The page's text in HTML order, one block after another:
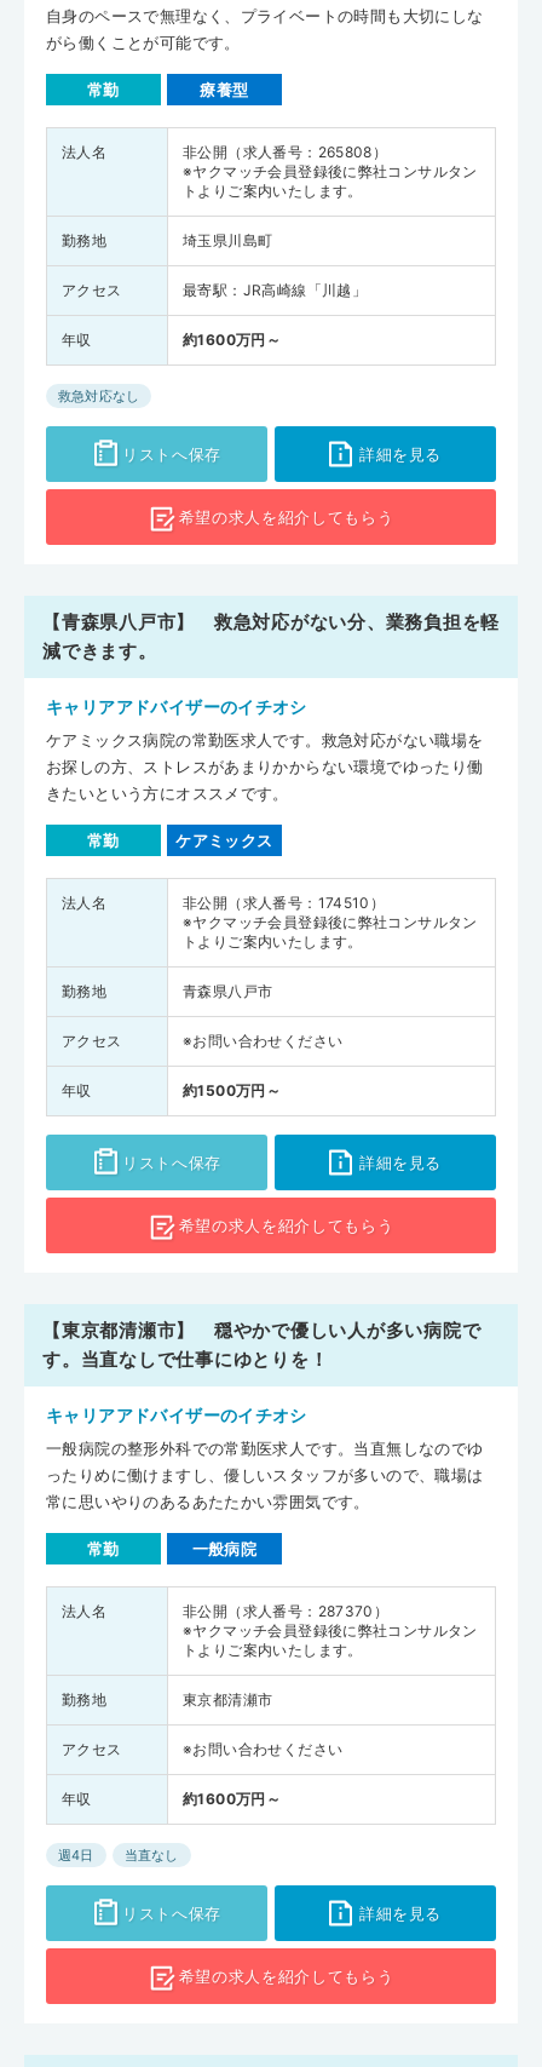
自身のペースで無理なく、プライベートの時間も大切にしな
がら働くことが可能です。
常勤 療養型
法人名
非公開（求人番号：265808）
※ヤクマッチ会員登録後に弊社コンサルタン
トよりご案内いたします。
勤務地 埼玉県川島町
アクセス 最寄駅：JR高崎線「川越」
年収 約1600万円～
救急対応なし
リストへ保存 詳細を見る
希望の求人を紹介してもらう
【青森県八戸市】 救急対応がない分、業務負担を軽
減できます。
キャリアアドバイザーのイチオシ
ケアミックス病院の常勤医求人です。救急対応がない職場を
お探しの方、ストレスがあまりかからない環境でゆったり働
きたいという方にオススメです。
常勤 ケアミックス
法人名
非公開（求人番号：174510）
※ヤクマッチ会員登録後に弊社コンサルタン
トよりご案内いたします。
勤務地 青森県八戸市
アクセス ※お問い合わせください
年収 約1500万円～
リストへ保存 詳細を見る
希望の求人を紹介してもらう
【東京都清瀬市】 穏やかで優しい人が多い病院で
す。当直なしで仕事にゆとりを！
キャリアアドバイザーのイチオシ
一般病院の整形外科での常勤医求人です。当直無しなのでゆ
ったりめに働けますし、優しいスタッフが多いので、職場は
常に思いやりのあるあたたかい雰囲気です。
常勤 一般病院
法人名
非公開（求人番号：287370）
※ヤクマッチ会員登録後に弊社コンサルタン
トよりご案内いたします。
勤務地 東京都清瀬市
アクセス ※お問い合わせください
年収 約1600万円～
週4日 当直なし
リストへ保存 詳細を見る
希望の求人を紹介してもらう